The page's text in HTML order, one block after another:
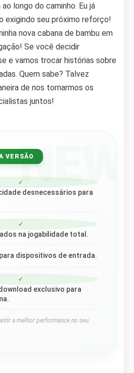
longo do caminho. Eu já
exigindo seu próximo reforço!
nova cabana de bambu em
Se você decidir
e vamos trocar histórias sobre
Quem sabe? Talvez
de nos tornarmos os
juntos!
NEW
VERSÃO
✓
desnecessários para
✓
na jogabilidade total.
dispositivos de entrada.
✓
exclusivo para
a melhor performance no seu